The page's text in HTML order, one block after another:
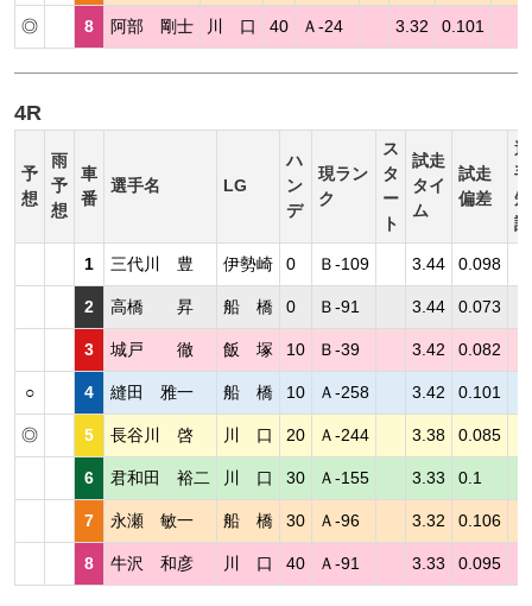
◎ 8 阿部 剛士 川 口 40 Ａ-24 3.32 0.101
4R
予
想
雨
予
想
車
番
選手名 LG
ハ
ン
デ
現ラン
ク
ス
タ
ー
ト
試走
タイ
ム
試走
偏差
選
手
短
評
1 三代川 豊 伊勢崎 0 Ｂ-109 3.44 0.098
2 高橋 昇 船 橋 0 Ｂ-91 3.44 0.073
3 城戸 徹 飯 塚 10 Ｂ-39 3.42 0.082
○ 4 縫田 雅一 船 橋 10 Ａ-258 3.42 0.101
◎ 5 長谷川 啓 川 口 20 Ａ-244 3.38 0.085
6 君和田 裕二 川 口 30 Ａ-155 3.33 0.1
7 永瀬 敏一 船 橋 30 Ａ-96 3.32 0.106
8 牛沢 和彦 川 口 40 Ａ-91 3.33 0.095